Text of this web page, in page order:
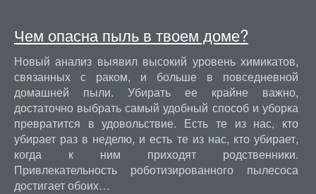
Чем опасна пыль в твоем доме?
Новый анализ выявил высокий уровень химикатов,
связанных с раком, и больше в повседневной
домашней пыли. Убирать ее крайне важно,
достаточно выбрать самый удобный способ и уборка
превратится в удовольствие. Есть те из нас, кто
убирает раз в неделю, и есть те из нас, кто убирает,
когда к ним приходят родственники.
Привлекательность роботизированного пылесоса
достигает обоих…